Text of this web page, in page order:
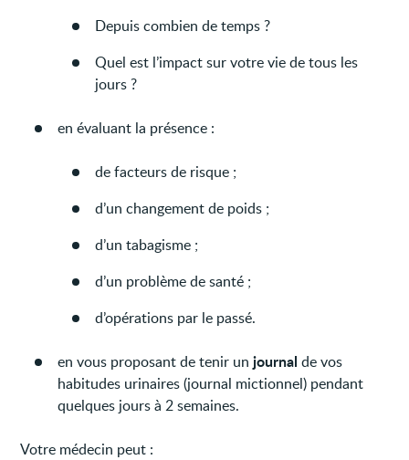
Depuis combien de temps ?
Quel est l’impact sur votre vie de tous les
jours ?
en évaluant la présence :
de facteurs de risque ;
d’un changement de poids ;
d’un tabagisme ;
d’un problème de santé ;
d’opérations par le passé.
en vous proposant de tenir unjournalde vos
habitudes urinaires (journal mictionnel) pendant
quelques jours à 2 semaines.
Votre médecin peut :